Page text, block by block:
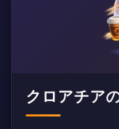
クロアチア